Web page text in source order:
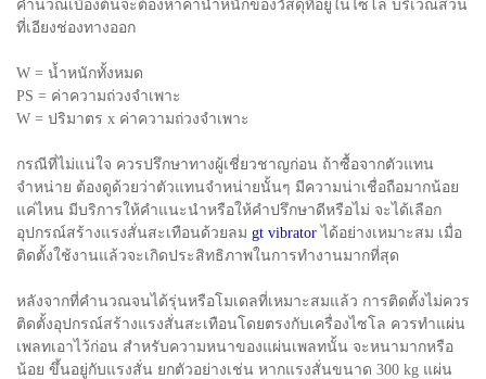
คำนวณเบื้องต้นจะต้องหาค่าน้ำหนักของวัสดุที่อยู่ในไซโล บริเวณส่วน
ที่เอียงช่องทางออก
W = น้ำหนักทั้งหมด
PS = ค่าความถ่วงจำเพาะ
W = ปริมาตร x ค่าความถ่วงจำเพาะ
กรณีที่ไม่แน่ใจ ควรปรึกษาทางผู้เชี่ยวชาญก่อน ถ้าซื้อจากตัวแทน
จำหน่าย ต้องดูด้วยว่าตัวแทนจำหน่ายนั้นๆ มีความน่าเชื่อถือมากน้อย
แค่ไหน มีบริการให้คำแนะนำหรือให้คำปรึกษาดีหรือไม่ จะได้เลือก
อุปกรณ์สร้างแรงสั่นสะเทือนด้วยลม gt vibrator ได้อย่างเหมาะสม เมื่อ
ติดตั้งใช้งานแล้วจะเกิดประสิทธิภาพในการทำงานมากที่สุด
หลังจากที่คำนวณจนได้รุ่นหรือโมเดลที่เหมาะสมแล้ว การติดตั้งไม่ควร
ติดตั้งอุปกรณ์สร้างแรงสั่นสะเทือนโดยตรงกับเครื่องไซโล ควรทำแผ่น
เพลทเอาไว้ก่อน สำหรับความหนาของแผ่นเพลทนั้น จะหนามากหรือ
น้อย ขึ้นอยู่กับแรงสั่น ยกตัวอย่างเช่น หากแรงสั่นขนาด 300 kg แผ่น